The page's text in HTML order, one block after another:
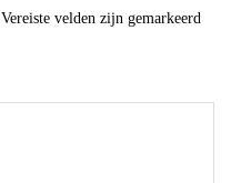
Vereiste velden zijn gemarkeerd